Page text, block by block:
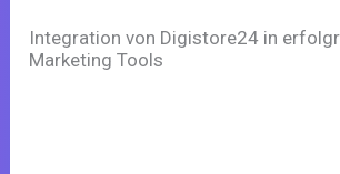
Integration von Digistore24 in
Marketing Tools